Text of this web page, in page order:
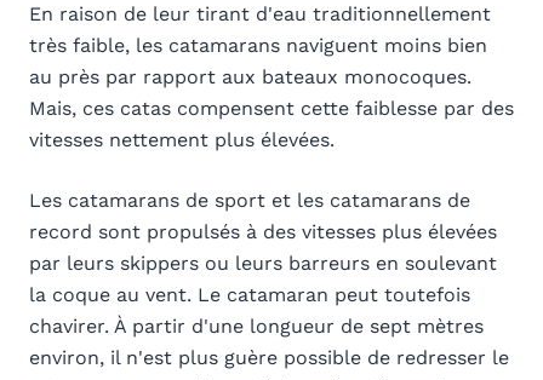
En raison de leur tirant d'eau traditionnellement
très faible, les catamarans naviguent moins bien
au près par rapport aux bateaux monocoques.
Mais, ces catas compensent cette faiblesse par des
vitesses nettement plus élevées.
Les catamarans de sport et les catamarans de
record sont propulsés à des vitesses plus élevées
par leurs skippers ou leurs barreurs en soulevant
la coque au vent. Le catamaran peut toutefois
chavirer. À partir d'une longueur de sept mètres
environ, il n'est plus guère possible de redresser le